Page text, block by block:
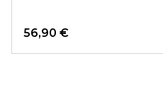
56,90 €